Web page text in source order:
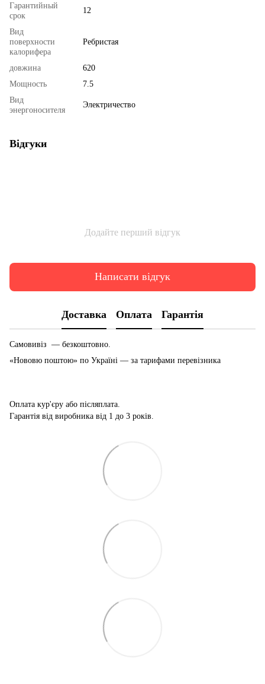
Гарантийный
срок
12
Вид
поверхности
калорифера
Ребристая
довжина
620
Мощность
7.5
Вид
энергоносителя
Электричество
Відгуки
Додайте перший відгук
Написати відгук
Доставка Оплата Гарантія
Самовивіз — безкоштовно.
«Нововю поштою» по Україні — за тарифами перевізника
Оплата кур'єру або післяплата.
Гарантія від виробника від 1 до 3 років.